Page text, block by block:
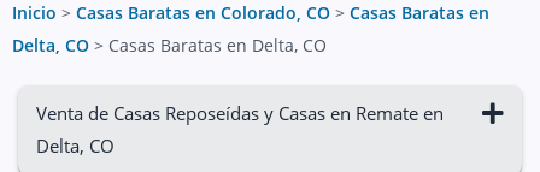
Inicio > Casas Baratas en Colorado, CO > Casas Baratas en
Delta, CO > Casas Baratas en Delta, CO
Venta de Casas Reposeídas y Casas en Remate en
Delta, CO